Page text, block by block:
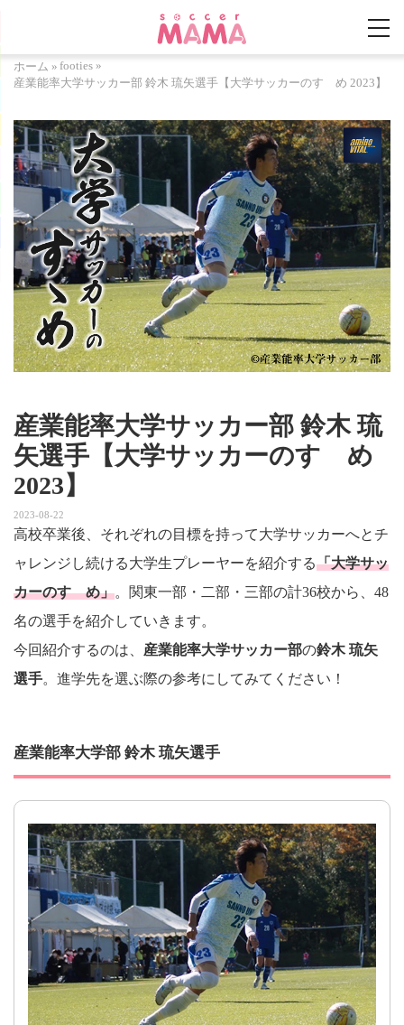
ホーム » footies »
産業能率大学サッカー部 鈴木 琉矢選手【大学サッカーのすゝめ 2023】
産業能率大学サッカー部 鈴木 琉
矢選手【大学サッカーのすゝめ
2023】
2023-08-22
高校卒業後、それぞれの目標を持って大学サッカーへとチ
ャレンジし続ける大学生プレーヤーを紹介する「大学サッ
カーのすゝめ」。関東一部・二部・三部の計36校から、48
名の選手を紹介していきます。
今回紹介するのは、 産業能率大学サッカー部の鈴木 琉矢
選手。進学先を選ぶ際の参考にしてみてください！
産業能率大学部 鈴木 琉矢選手